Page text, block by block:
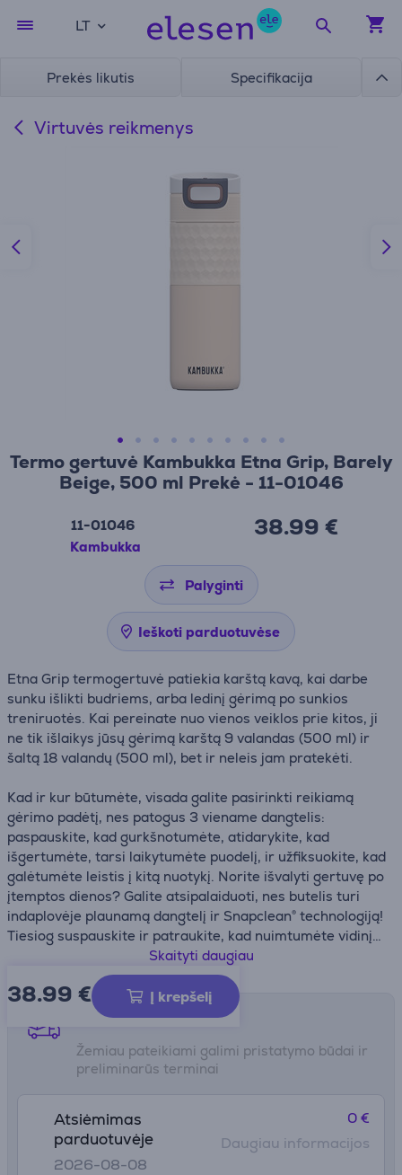
LT
Prekės likutis Specifikacija
Virtuvės reikmenys
Termo gertuvė Kambukka Etna Grip, Barely
Beige, 500 ml Prekė - 11-01046
11-01046
Kambukka
38.99 €
Palyginti
Ieškoti parduotuvėse
Etna Grip termogertuvė patiekia karštą kavą, kai darbe
sunku išlikti budriems, arba ledinį gėrimą po sunkios
treniruotės. Kai pereinate nuo vienos veiklos prie kitos, ji
ne tik išlaikys jūsų gėrimą karštą 9 valandas (500 ml) ir
šaltą 18 valandų (500 ml), bet ir neleis jam pratekėti.
Kad ir kur būtumėte, visada galite pasirinkti reikiamą
gėrimo padėtį, nes patogus 3 viename dangtelis:
paspauskite, kad gurkšnotumėte, atidarykite, kad
išgertumėte, tarsi laikytumėte puodelį, ir užfiksuokite, kad
galėtumėte leistis į kitą nuotykį. Norite išvalyti gertuvę po
įtemptos dienos? Galite atsipalaiduoti, nes butelis turi
indaplovėje plaunamą dangtelį ir Snapclean® technologiją!
Tiesiog suspauskite ir patraukite, kad nuimtumėte vidinį
• Dangtelis, kurį galima plauti indaplovėje
• Vakuuminiu būdu izoliuotas 18/8 nerūdijančio plieno
• Apsauga nuo pratekėjimo
• Aukštis: 21,9 cm
• Plačiausia vieta: 7,1 cm
Skaityti daugiau
38.99 € Į krepšelį
Pristatymo būdai
Žemiau pateikiami galimi pristatymo būdai ir
preliminarūs terminai
Atsiėmimas
parduotuvėje
2026-08-08
0 €
Daugiau informacijos